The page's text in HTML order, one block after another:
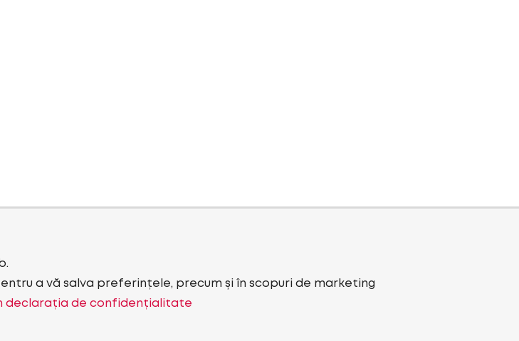
a vă salva preferințele, precum și în scopuri de marketing
declarația de confidențialitate